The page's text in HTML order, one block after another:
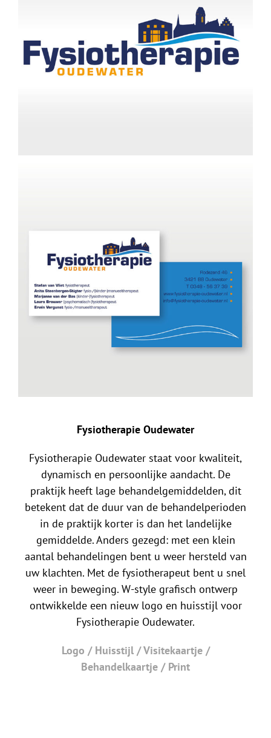
Fysiotherapie Oudewater
Fysiotherapie Oudewater staat voor kwaliteit,
dynamisch en persoonlijke aandacht. De
praktijk heeft lage behandelgemiddelden, dit
betekent dat de duur van de behandelperioden
in de praktijk korter is dan het landelijke
gemiddelde. Anders gezegd: met een klein
aantal behandelingen bent u weer hersteld van
uw klachten. Met de fysiotherapeut bent u snel
weer in beweging. W-style grafisch ontwerp
ontwikkelde een nieuw logo en huisstijl voor
Fysiotherapie Oudewater.
Logo / Huisstijl / Visitekaartje /
Behandelkaartje / Print